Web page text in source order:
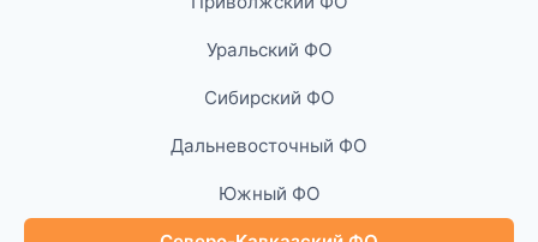
Уральский ФО
Сибирский ФО
Дальневосточный ФО
Южный ФО